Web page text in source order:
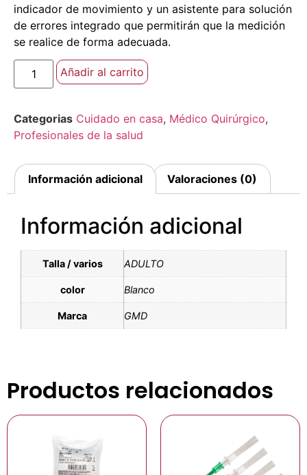
indicador de movimiento y un asistente para solución
de errores integrado que permitirán que la medición
se realice de forma adecuada.
Añadir al carrito
Categorias Cuidado en casa, Médico Quirúrgico,
Profesionales de la salud
Información adicional Valoraciones (0)
Información adicional
Talla / varios ADULTO
color Blanco
Marca GMD
Productos relacionados